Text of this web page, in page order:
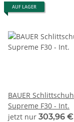
AUF LAGER
BAUER Schlittschuh
Supreme F30 - Int.
jetzt nur 303,96 €